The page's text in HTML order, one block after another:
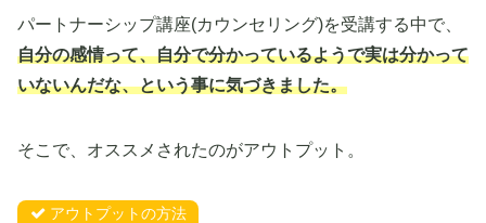
パートナーシップ講座(カウンセリング)を受講する中で、
自分の感情って、自分で分かっているようで実は分かって
いないんだな、という事に気づきました。
そこで、オススメされたのがアウトプット。
アウトプットの方法